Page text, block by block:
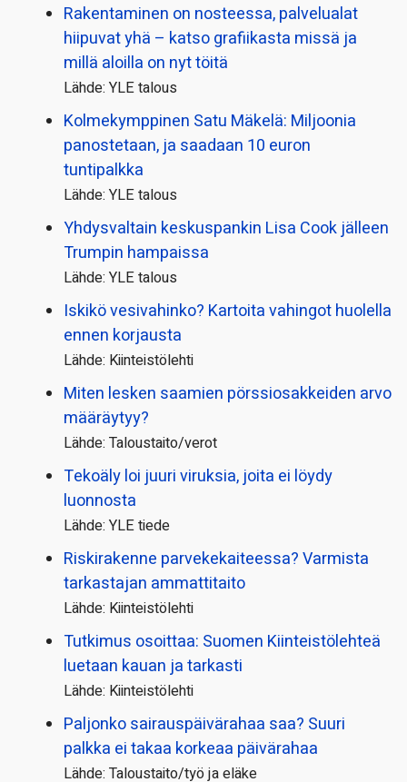
Rakentaminen on nosteessa, palvelualat
hiipuvat yhä – katso grafiikasta missä ja
millä aloilla on nyt töitä
Lähde: YLE talous
Kolmekymppinen Satu Mäkelä: Miljoonia
panostetaan, ja saadaan 10 euron
tuntipalkka
Lähde: YLE talous
Yhdysvaltain keskuspankin Lisa Cook jälleen
Trumpin hampaissa
Lähde: YLE talous
Iskikö vesivahinko? Kartoita vahingot huolella
ennen korjausta
Lähde: Kiinteistölehti
Miten lesken saamien pörssi­osakkeiden arvo
määräytyy?
Lähde: Taloustaito/verot
Tekoäly loi juuri viruksia, joita ei löydy
luonnosta
Lähde: YLE tiede
Riskirakenne parvekekaiteessa? Varmista
tarkastajan ammattitaito
Lähde: Kiinteistölehti
Tutkimus osoittaa: Suomen Kiinteistölehteä
luetaan kauan ja tarkasti
Lähde: Kiinteistölehti
Paljonko sairauspäivä­rahaa saa? Suuri
palkka ei takaa korkeaa päivärahaa
Lähde: Taloustaito/työ ja eläke